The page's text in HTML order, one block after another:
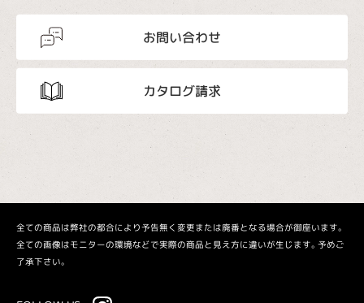
お問い合わせ
カタログ請求
全ての商品は弊社の都合により予告無く変更または廃番となる場合が御座います。
全ての画像はモニターの環境などで実際の商品と見え方に違いが生じます。予めご
了承下さい。